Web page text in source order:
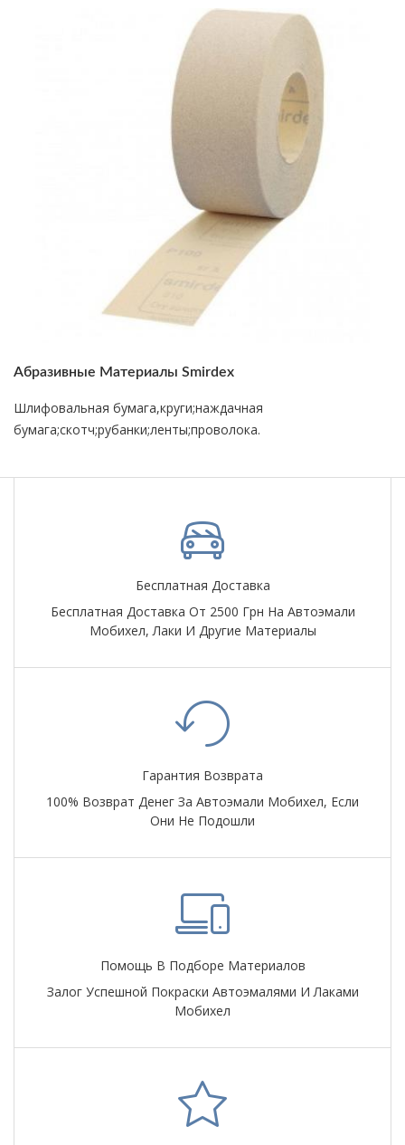
Абразивные Материалы Smirdex
Шлифовальная бумага,круги;наждачная
бумага;скотч;рубанки;ленты;проволока.
Бесплатная Доставка
Бесплатная Доставка От 2500 Грн На Автоэмали
Мобихел, Лаки И Другие Материалы
Гарантия Возврата
100% Возврат Денег За Автоэмали Мобихел, Если
Они Не Подошли
Помощь В Подборе Материалов
Залог Успешной Покраски Автоэмалями И Лаками
Мобихел